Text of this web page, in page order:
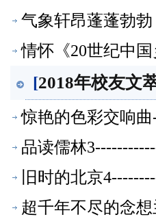
气象轩昂蓬蓬勃
情怀《20世纪中
[2018年校友文
惊艳的色彩交响
品读儒林
旧时的北京
超千年不尽的念